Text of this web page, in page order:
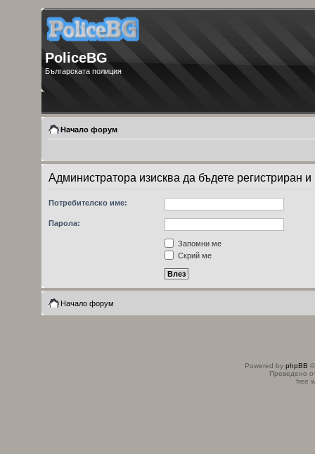
PoliceBG
Българската полиция
Начало форум
Администратора изисква да бъдете регистриран
Потребителско име:
Парола:
Запомни ме
Скрий ме
Начало форум
Powered by phpBB
Преведено
free